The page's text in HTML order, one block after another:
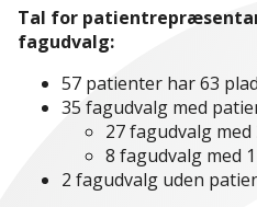
Tal for
fagudvalg:
57 patienter har 63
35 fagudvalg med
27 fagudvalg
8 fagudvalg med
2 fagudvalg uden